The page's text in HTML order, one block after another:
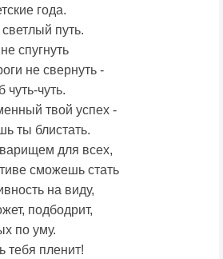
года.
путь.
спугнуть
не свернуть -
чуть-чуть.
твой успех -
ты блистать.
для всех,
сможешь стать
на виду,
подбодрит,
по уму.
тебя пленит!